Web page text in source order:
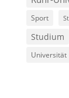
Sport
Studium
Universität